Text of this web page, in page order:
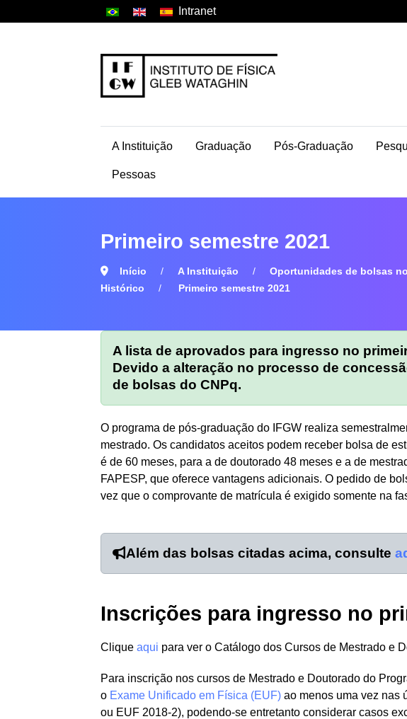
Intranet
A Instituição Graduação Pós-Graduação
Pessoas
Primeiro semestre 2021
Início A Instituição Oportunidades de bolsas
Histórico
Primeiro semestre 2021
A lista de aprovados para ingresso no
Devido a alteração no processo de
de bolsas do CNPq.
O programa de pós-graduação do IFGW realiza
mestrado. Os candidatos aceitos podem receber bolsa de
é de 60 meses, para a de doutorado 48 meses e a de
FAPESP, que oferece vantagens adicionais. O pedido de
vez que o comprovante de matrícula é exigido somente na
Além das bolsas citadas acima, consulte
Inscrições para ingresso no
Clique aqui para ver o Catálogo dos Cursos de Mestrado e
Para inscrição nos cursos de Mestrado e Doutorado do
o Exame Unificado em Física (EUF) ao menos uma vez nas
ou EUF 2018-2), podendo-se entretanto considerar casos